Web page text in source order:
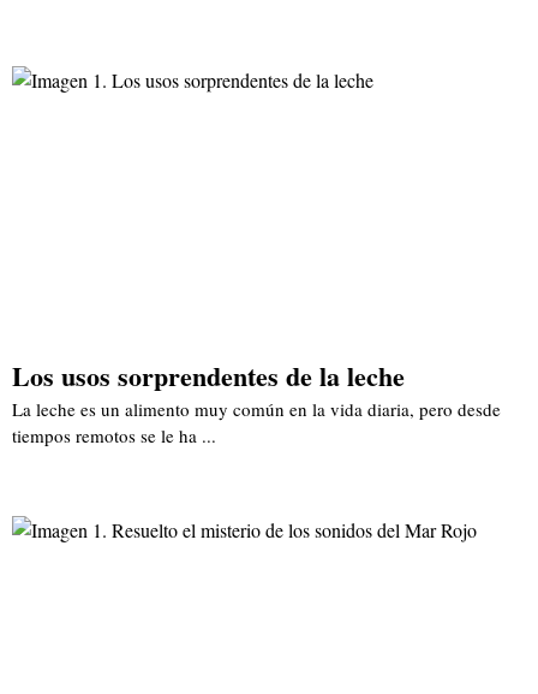
Los usos sorprendentes de la leche
La leche es un alimento muy común en la vida diaria, pero desde
tiempos remotos se le ha ...